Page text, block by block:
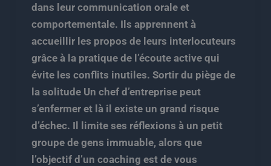
dans leur communication orale et
comportementale. Ils apprennent à
accueillir les propos de leurs interlocuteurs
grâce à la pratique de l’écoute active qui
évite les conflits inutiles. Sortir du piège de
la solitude Un chef d’entreprise peut
s’enfermer et là il existe un grand risque
d’échec. Il limite ses réflexions à un petit
groupe de gens immuable, alors que
l’objectif d’un coaching est de vous